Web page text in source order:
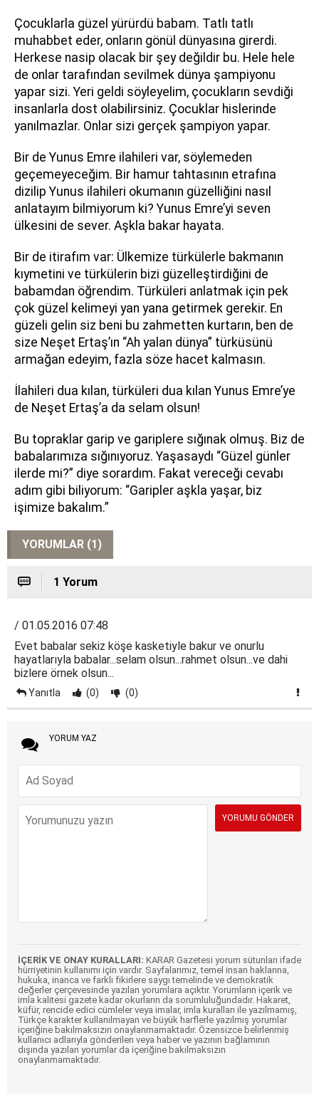
Çocuklarla güzel yürürdü babam. Tatlı tatlı
muhabbet eder, onların gönül dünyasına girerdi.
Herkese nasip olacak bir şey değildir bu. Hele hele
de onlar tarafından sevilmek dünya şampiyonu
yapar sizi. Yeri geldi söyleyelim, çocukların sevdiği
insanlarla dost olabilirsiniz. Çocuklar hislerinde
yanılmazlar. Onlar sizi gerçek şampiyon yapar.
Bir de Yunus Emre ilahileri var, söylemeden
geçemeyeceğim. Bir hamur tahtasının etrafına
dizilip Yunus ilahileri okumanın güzelliğini nasıl
anlatayım bilmiyorum ki? Yunus Emre’yi seven
ülkesini de sever. Aşkla bakar hayata.
Bir de itirafım var: Ülkemize türkülerle bakmanın
kıymetini ve türkülerin bizi güzelleştirdiğini de
babamdan öğrendim. Türküleri anlatmak için pek
çok güzel kelimeyi yan yana getirmek gerekir. En
güzeli gelin siz beni bu zahmetten kurtarın, ben de
size Neşet Ertaş’ın “Ah yalan dünya” türküsünü
armağan edeyim, fazla söze hacet kalmasın.
İlahileri dua kılan, türküleri dua kılan Yunus Emre’ye
de Neşet Ertaş’a da selam olsun!
Bu topraklar garip ve gariplere sığınak olmuş. Biz de
babalarımıza sığınıyoruz. Yaşasaydı “Güzel günler
ilerde mi?” diye sorardım. Fakat vereceği cevabı
adım gibi biliyorum: “Garipler aşkla yaşar, biz
işimize bakalım.”
YORUMLAR (1)
1 Yorum
/ 01.05.2016 07:48
Evet babalar sekiz köşe kasketiyle bakur ve onurlu
hayatlarıyla babalar...selam olsun...rahmet olsun...ve dahi
bizlere örnek olsun...
Yanıtla (0) (0)
YORUM YAZ
İÇERİK VE ONAY KURALLARI: KARAR Gazetesi yorum sütunları ifade
hürriyetinin kullanımı için vardır. Sayfalarımız, temel insan haklarına,
hukuka, inanca ve farklı fikirlere saygı temelinde ve demokratik
değerler çerçevesinde yazılan yorumlara açıktır. Yorumların içerik ve
imla kalitesi gazete kadar okurların da sorumluluğundadır. Hakaret,
küfür, rencide edici cümleler veya imalar, imla kuralları ile yazılmamış,
Türkçe karakter kullanılmayan ve büyük harflerle yazılmış yorumlar
içeriğine bakılmaksızın onaylanmamaktadır. Özensizce belirlenmiş
kullanıcı adlarıyla gönderilen veya haber ve yazının bağlamının
dışında yazılan yorumlar da içeriğine bakılmaksızın
onaylanmamaktadır.